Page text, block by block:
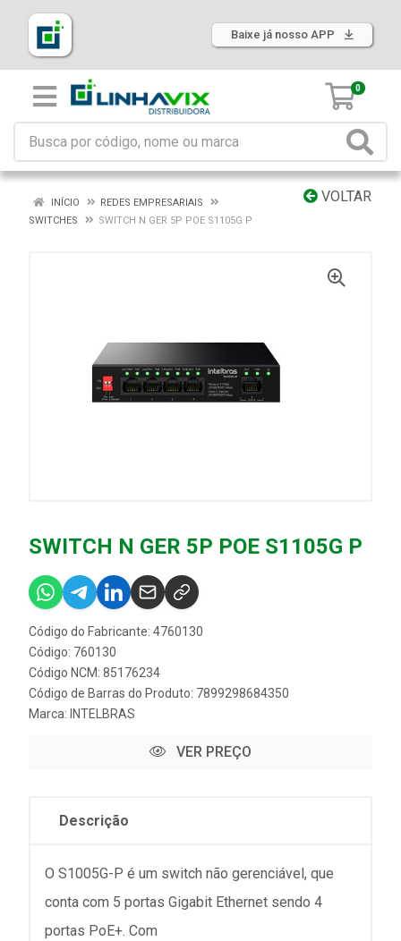
Baixe já nosso APP
0
VOLTAR
INÍCIO
REDES EMPRESARIAIS
SWITCHES
SWITCH N GER 5P POE S1105G P
SWITCH N GER 5P POE S1105G P
Código do Fabricante: 4760130
Código: 760130
Código NCM: 85176234
Código de Barras do Produto: 7899298684350
Marca: INTELBRAS
VER PREÇO
Descrição
O S1005G-P é um switch não gerenciável, que
conta com 5 portas Gigabit Ethernet sendo 4
portas PoE+. Com